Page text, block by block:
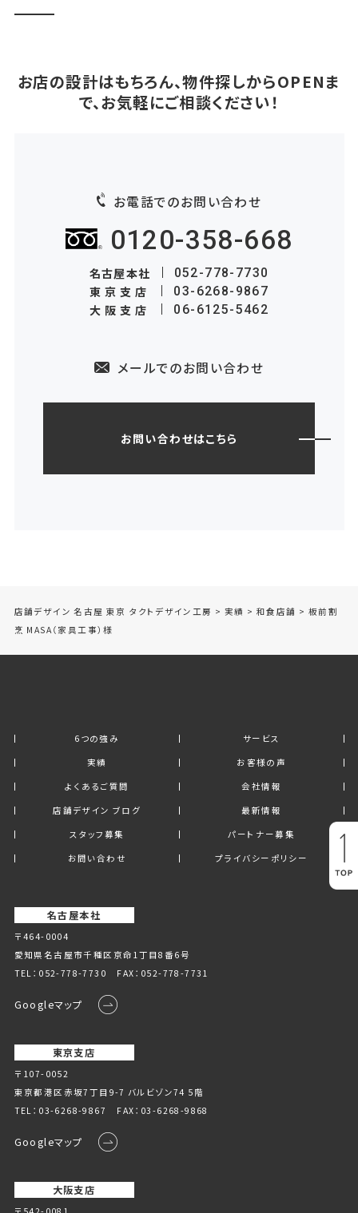
お店の設計はもちろん、物件探しからOPENま
で、お気軽にご相談ください！
お電話でのお問い合わせ
0120-358-668
名古屋本社 052-778-7730
東京支店 03-6268-9867
大阪支店 06-6125-5462
メールでのお問い合わせ
お問い合わせはこちら
店舗デザイン 名古屋 東京 タクトデザイン工房 > 実績 > 和食店舗 > 板前割
烹 MASA（家具工事）様
6つの強み
サービス
実績
お客様の声
よくあるご質問
会社情報
店舗デザイン ブログ
最新情報
スタッフ募集
パートナー募集
お問い合わせ
プライバシーポリシー
名古屋本社
〒464-0004
愛知県名古屋市千種区京命1丁⽬8番6号
TEL： 052-778-7730 FAX：052-778-7731
Googleマップ
東京支店
〒107-0052
東京都港区赤坂7丁目9-7 バルビゾン74 5階
TEL： 03-6268-9867 FAX：03-6268-9868
Googleマップ
大阪支店